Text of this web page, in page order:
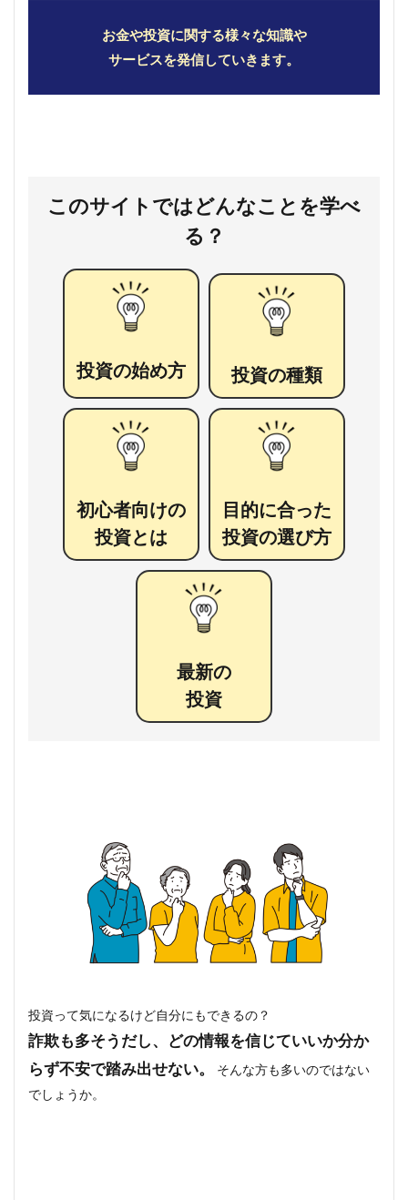
お金や投資に関する様々な知識や
サービスを発信していきます。
このサイトではどんなことを学べ
る？
投資の始め方 投資の種類
初心者向けの
投資とは
目的に合った
投資の選び方
最新の
投資
投資って気になるけど自分にもできるの？
詐欺も多そうだし、どの情報を信じていいか分か
らず不安で踏み出せない。
そんな方も多いのではない
でしょうか。